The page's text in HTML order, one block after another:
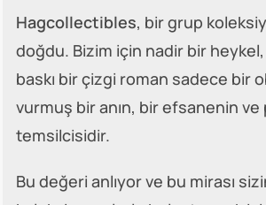
Hagcollectibles, bir grup
doğdu. Bizim için nadir bir
baskı bir çizgi roman sadece bir
vurmuş bir anın, bir efsanenin ve
temsilcisidir.
Bu değeri anlıyor ve bu mirası